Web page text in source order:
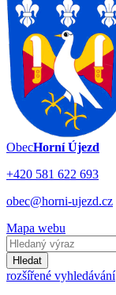
ObecHorní Újezd
+420 581 622 693
obec@horni-ujezd.cz
Mapa webu
Hledat
rozšířené vyhledávání